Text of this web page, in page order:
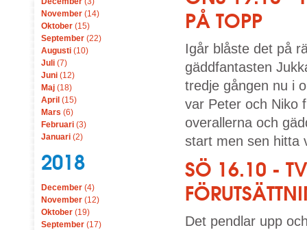
November (14)
Oktober (15)
September (22)
Augusti (10)
Juli (7)
Juni (12)
Maj (18)
April (15)
Mars (6)
Februari (3)
Januari (2)
2018
December (4)
November (12)
Oktober (19)
September (17)
PÅ TOPP
Igår blåste det på
gäddfantasten
tredje gången nu i
var Peter och Niko
overallerna och
start men sen hitta
SÖ 16.10 -
Det pendlar upp